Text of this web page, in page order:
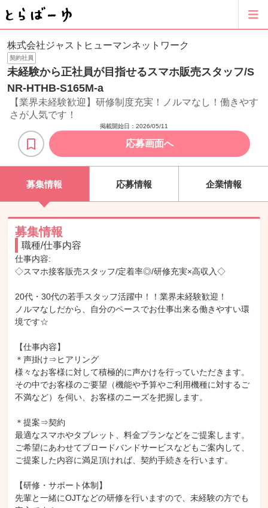
株式会社ジャストヒューマンネットワーク
契約社員
未経験から正社員が目指せるスマホ販売スタッフ/S
NR-HTHB-S165M-a
【業界未経験歓迎】研修制度充実！ノルマなし！働きやす
さが人気です！
掲載開始日： 2026/05/11
応募画面へ
募集情報 応募情報 企業情報
募集情報
職種/仕事内容
仕事内容:
◇スマホ接客販売スタッフ/定着率◎/研修充実×高収入◇
20代・30代の若手スタッフ活躍中！！業界未経験歓迎！
ノルマなしだから、自分のペースでお仕事出来る働きやすい環
境です☆
【仕事内容】
＊声掛け⇒ヒアリング
様々なお客様に対して積極的に声かけを行っていただきます。
その中でお客様のご要望（機能や予算やご利用機種に対するご
不満など）を伺い、お客様のニーズを把握します。
＊提案⇒契約
最適なスマホやタブレット、料金プランなどをご提案します。
ご希望にあわせてブロードバンドサービスなどもご案内して、
ご提案した内容に満足頂ければ、契約手続きを行います。
【研修・サポート体制】
先輩と一緒にOJTなどの研修を行いますので、未経験の方でも